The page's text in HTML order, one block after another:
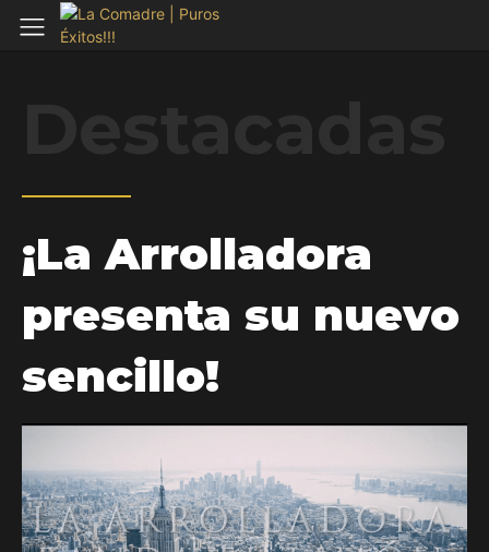
¡La Arrolladora
presenta su nuevo
sencillo!